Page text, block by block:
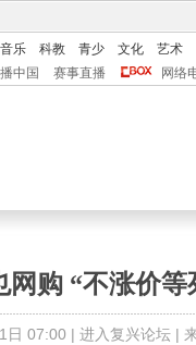
音乐 科教 青少 文化
艺术
中国 赛事直播 网络
购 “不涨价等
日 07:00 | 进入复兴论坛|